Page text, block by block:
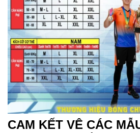
CAM KẾT VÊ CÁC